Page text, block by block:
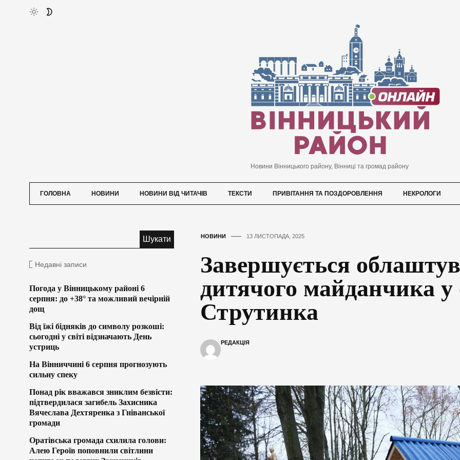
Новини Вінницького району, Вінниці та громад району
ГОЛОВНА НОВИНИ НОВИНИ ВІД ЧИТАЧІВ ТЕКСТИ ПРИВІТАННЯ ТА ПОЗДОРОВЛЕННЯ НЕКРОЛОГИ
НОВИНИ 13 ЛИСТОПАДА, 2025
Завершується
дитячого майданчика у
Струтинка
РЕДАКЦІЯ
Недавні записи
Погода у Вінницькому районі 6
серпня: до +38° та можливий вечірній
дощ
Від їжі бідняків до символу розкоші:
сьогодні у світі відзначають День
устриць
На Вінниччині 6 серпня прогнозують
сильну спеку
Понад рік вважався зниклим безвісти:
підтвердилася загибель Захисника
Вячеслава Дехтяренка з Гніванської
громади
Оратівська громада схилила голови:
Алею Героїв поповнили світлини